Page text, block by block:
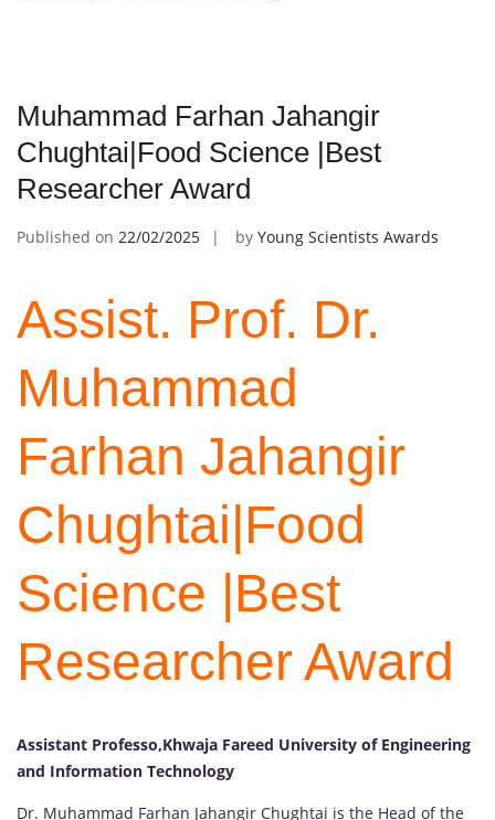
Muhammad Farhan Jahangir
Chughtai|Food Science |Best
Researcher Award
Published on 22/02/2025 by Young Scientists Awards
Assist. Prof. Dr.
Muhammad
Farhan Jahangir
Chughtai|Food
Science |Best
Researcher Award
Assistant Professo,Khwaja Fareed University of Engineering
and Information Technology
Dr. Muhammad Farhan Jahangir Chughtai is the Head of the